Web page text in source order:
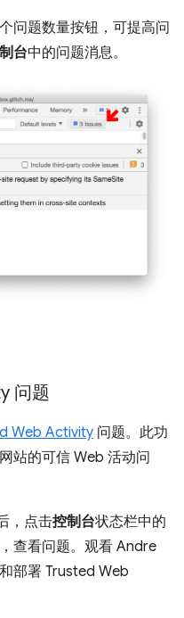
问题数量按钮，可提高问
台中的问题消息。
问题
Web Activity 问题。此功
站的可信 Web 活动问
，点击控制台状态栏中的
查看问题。观看 Andre
部署 Trusted Web